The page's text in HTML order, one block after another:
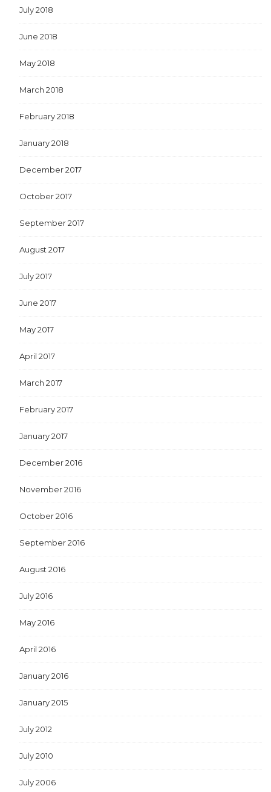
July 2018
June 2018
May 2018
March 2018
February 2018
January 2018
December 2017
October 2017
September 2017
August 2017
July 2017
June 2017
May 2017
April 2017
March 2017
February 2017
January 2017
December 2016
November 2016
October 2016
September 2016
August 2016
July 2016
May 2016
April 2016
January 2016
January 2015
July 2012
July 2010
July 2006